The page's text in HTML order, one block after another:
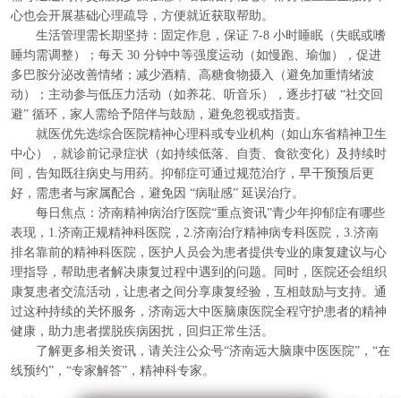
心也会开展基础心理疏导，方便就近获取帮助。
生活管理需长期坚持：固定作息，保证 7-8 小时睡眠（失眠或嗜
睡均需调整）；每天 30 分钟中等强度运动（如慢跑、瑜伽），促进
多巴胺分泌改善情绪；减少酒精、高糖食物摄入（避免加重情绪波
动）；主动参与低压力活动（如养花、听音乐），逐步打破 “社交回
避” 循环，家人需给予陪伴与鼓励，避免忽视或指责。
就医优先选综合医院精神心理科或专业机构（如山东省精神卫生
中心），就诊前记录症状（如持续低落、自责、食欲变化）及持续时
间，告知既往病史与用药。抑郁症可通过规范治疗，早干预预后更
好，需患者与家属配合，避免因 “病耻感” 延误治疗。
每日焦点：济南精神病治疗医院“重点资讯”青少年抑郁症有哪些
表现，1.济南正规精神科医院，2.济南治疗精神病专科医院，3.济南
排名靠前的精神科医院，医护人员会为患者提供专业的康复建议与心
理指导，帮助患者解决康复过程中遇到的问题。同时，医院还会组织
康复患者交流活动，让患者之间分享康复经验，互相鼓励与支持。通
过这种持续的关怀服务，济南远大中医脑康医院全程守护患者的精神
健康，助力患者摆脱疾病困扰，回归正常生活。
了解更多相关资讯，请关注公众号“济南远大脑康中医医院”，“在
线预约”，“专家解答”，精神科专家。